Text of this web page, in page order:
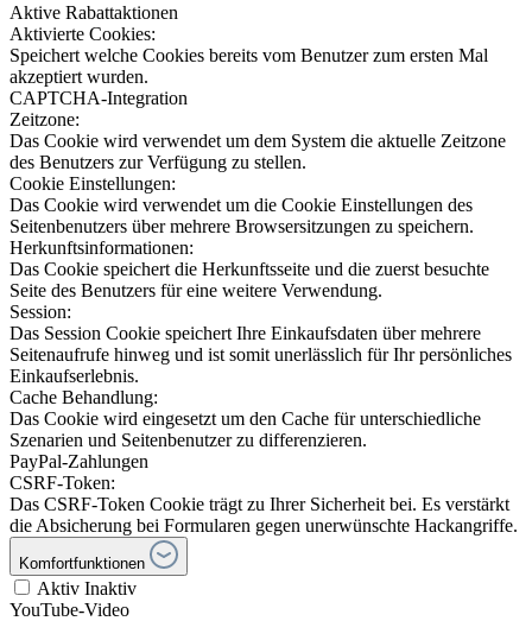
Aktive Rabattaktionen
Aktivierte Cookies:
Speichert welche Cookies bereits vom Benutzer zum ersten Mal
akzeptiert wurden.
CAPTCHA-Integration
Zeitzone:
Das Cookie wird verwendet um dem System die aktuelle Zeitzone
des Benutzers zur Verfügung zu stellen.
Cookie Einstellungen:
Das Cookie wird verwendet um die Cookie Einstellungen des
Seitenbenutzers über mehrere Browsersitzungen zu speichern.
Herkunftsinformationen:
Das Cookie speichert die Herkunftsseite und die zuerst besuchte
Seite des Benutzers für eine weitere Verwendung.
Session:
Das Session Cookie speichert Ihre Einkaufsdaten über mehrere
Seitenaufrufe hinweg und ist somit unerlässlich für Ihr persönliches
Einkaufserlebnis.
Cache Behandlung:
Das Cookie wird eingesetzt um den Cache für unterschiedliche
Szenarien und Seitenbenutzer zu differenzieren.
PayPal-Zahlungen
CSRF-Token:
Das CSRF-Token Cookie trägt zu Ihrer Sicherheit bei. Es verstärkt
die Absicherung bei Formularen gegen unerwünschte Hackangriffe.
Komfortfunktionen
Aktiv Inaktiv
YouTube-Video